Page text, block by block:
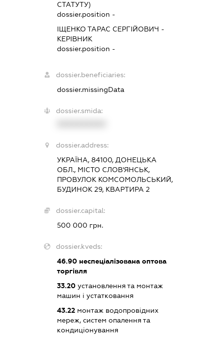
СТАТУТУ)
dossier.position -
ІЩЕНКО ТАРАС СЕРГІЙОВИЧ -
КЕРІВНИК
dossier.position -
dossier.beneficiaries:
dossier.missingData
dossier.smida:
dossier.address:
УКРАЇНА, 84100, ДОНЕЦЬКА
ОБЛ., МІСТО СЛОВ'ЯНСЬК,
ПРОВУЛОК КОМСОМОЛЬСЬКИЙ,
БУДИНОК 29, КВАРТИРА 2
dossier.capital:
500 000 грн.
dossier.kveds:
46.90 неспеціалізована оптова
торгівля
33.20 установлення та монтаж
машин і устатковання
43.22 монтаж водопровідних
мереж, систем опалення та
кондиціонування